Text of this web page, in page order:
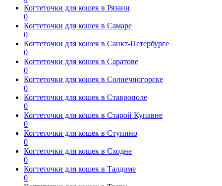
Когтеточки для кошек в Рязани
0
Когтеточки для кошек в Самаре
0
Когтеточки для кошек в Санкт-Петербурге
0
Когтеточки для кошек в Саратове
0
Когтеточки для кошек в Солнечногорске
0
Когтеточки для кошек в Ставрополе
0
Когтеточки для кошек в Старой Купавне
0
Когтеточки для кошек в Ступино
0
Когтеточки для кошек в Сходне
0
Когтеточки для кошек в Талдоме
0